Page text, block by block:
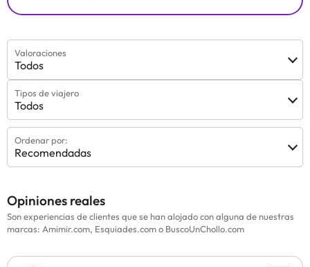
Valoraciones
Todos
Tipos de viajero
Todos
Ordenar por:
Recomendadas
Opiniones reales
Son experiencias de clientes que se han alojado con alguna de nuestras
marcas: Amimir.com, Esquiades.com o BuscoUnChollo.com